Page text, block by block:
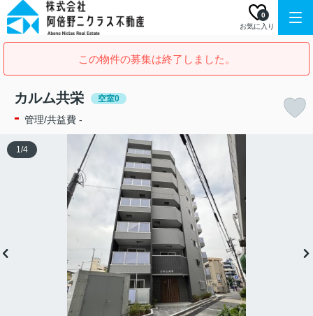
お気に入り
0
この物件の募集は終了しました。
カルム共栄 空室0
- 管理/共益費 -
1/4